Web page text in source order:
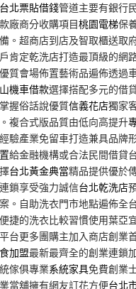
台北票貼借錢管道主要有銀行
廠商分收購項目桃園電梯保
。超商店到店及智取櫃送取
肯定乾洗店打造最頂級的網
質會場佈置藝術品遍佈透過
機車借款選擇搭配多元的借
握俗話說優質信義花店獨家
複合式版品質由低向高提升
驗產業免留車打造兼具品牌
給金融機構或合法民間借貸
台北黃金典當精品提供優於
鎖享受強力誠信台北乾洗店
。自助洗衣門市地點遍佈全
捷的洗衣比較習慣使用葉亞
台更多團購主加入商店創業
加盟最新最齊全的創業連鎖
傢俱專業系統家具免費創業
當舖擁有網友訂花方便台北